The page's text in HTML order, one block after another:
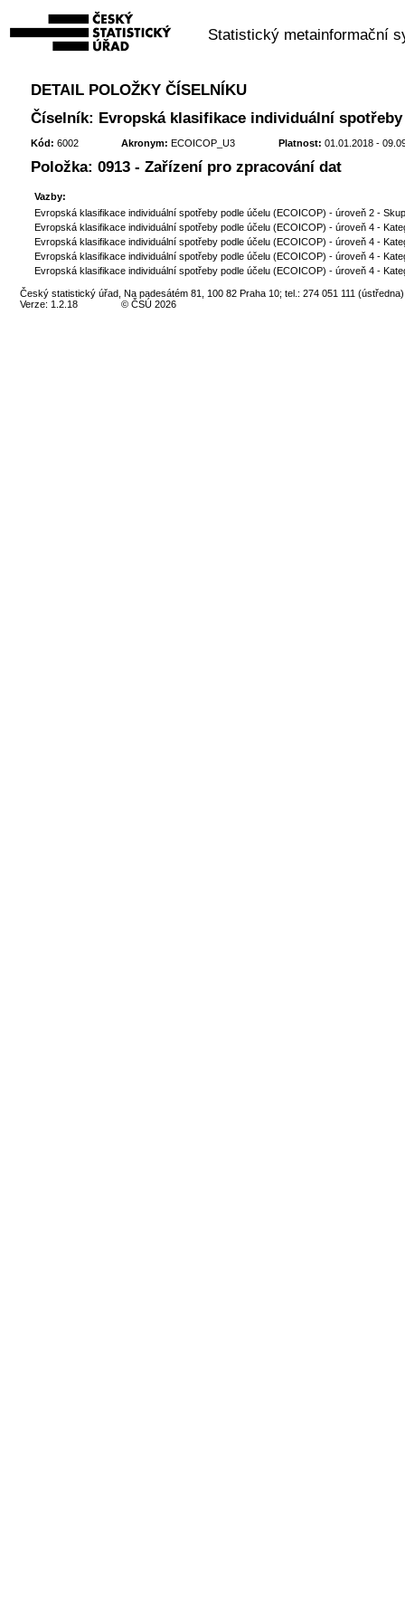
Statistický metainformační
DETAIL POLOŽKY ČÍSELNÍKU
Číselník: Evropská klasifikace individuální
Kód: 6002 Akronym: ECOICOP_U3 Platnost: 01.01.2018 -
Položka: 0913 - Zařízení pro zpracování dat
Vazby:
Evropská klasifikace individuální spotřeby podle účelu (ECOICOP) - úroveň 2 -
Evropská klasifikace individuální spotřeby podle účelu (ECOICOP) - úroveň 4 -
Evropská klasifikace individuální spotřeby podle účelu (ECOICOP) - úroveň 4 -
Evropská klasifikace individuální spotřeby podle účelu (ECOICOP) - úroveň 4 -
Evropská klasifikace individuální spotřeby podle účelu (ECOICOP) - úroveň 4 -
Český statistický úřad, Na padesátém 81, 100 82 Praha 10; tel.: 274 051 111 (ústředna)
Verze: 1.2.18
© ČSÚ 2026